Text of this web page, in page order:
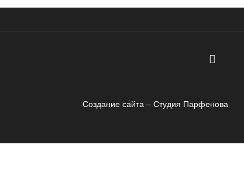
Создание сайта – Cтудия Парфенова